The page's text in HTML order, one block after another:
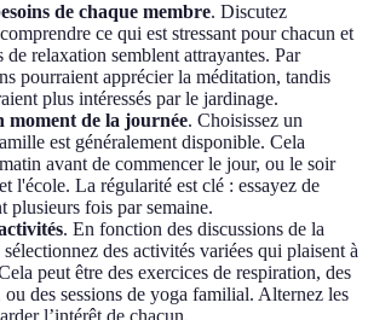
de chaque membre. Discutez
ce qui est stressant pour chacun et
de relaxation semblent attrayantes. Par
pourraient apprécier la méditation, tandis
plus intéressés par le jardinage.
moment de la journée. Choisissez un
est généralement disponible. Cela
avant de commencer le jour, ou le soir
l'école. La régularité est clé : essayez de
plusieurs fois par semaine.
. En fonction des discussions de la
des activités variées qui plaisent à
peut être des exercices de respiration, des
ou des sessions de yoga familial. Alternez les